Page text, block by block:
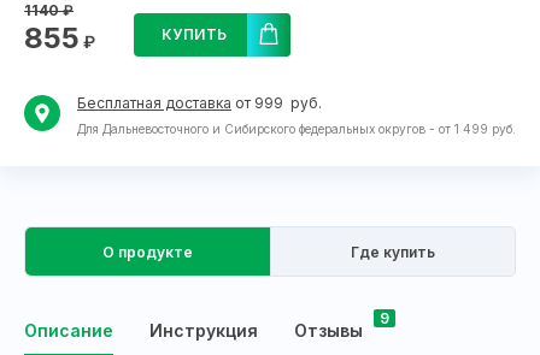
1140₽
855 ₽ КУПИТЬ
Бесплатная доставка от 999 руб.
Для Дальневосточного и Сибирского федеральных округов - от 1 499 руб.
О продукте Где купить
Описание Инструкция Отзывы
9